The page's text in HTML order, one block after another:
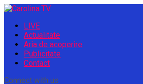
LIVE
Actualitate
Aria de acoperire
Publicitate
Contact
Connect with us